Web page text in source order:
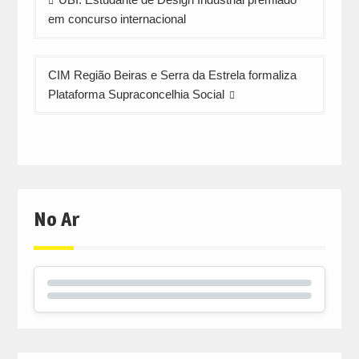
deem concurso internacional
CIM Região Beiras e Serra da Estrela formaliza
Plataforma Supraconcelhia Social
No Ar